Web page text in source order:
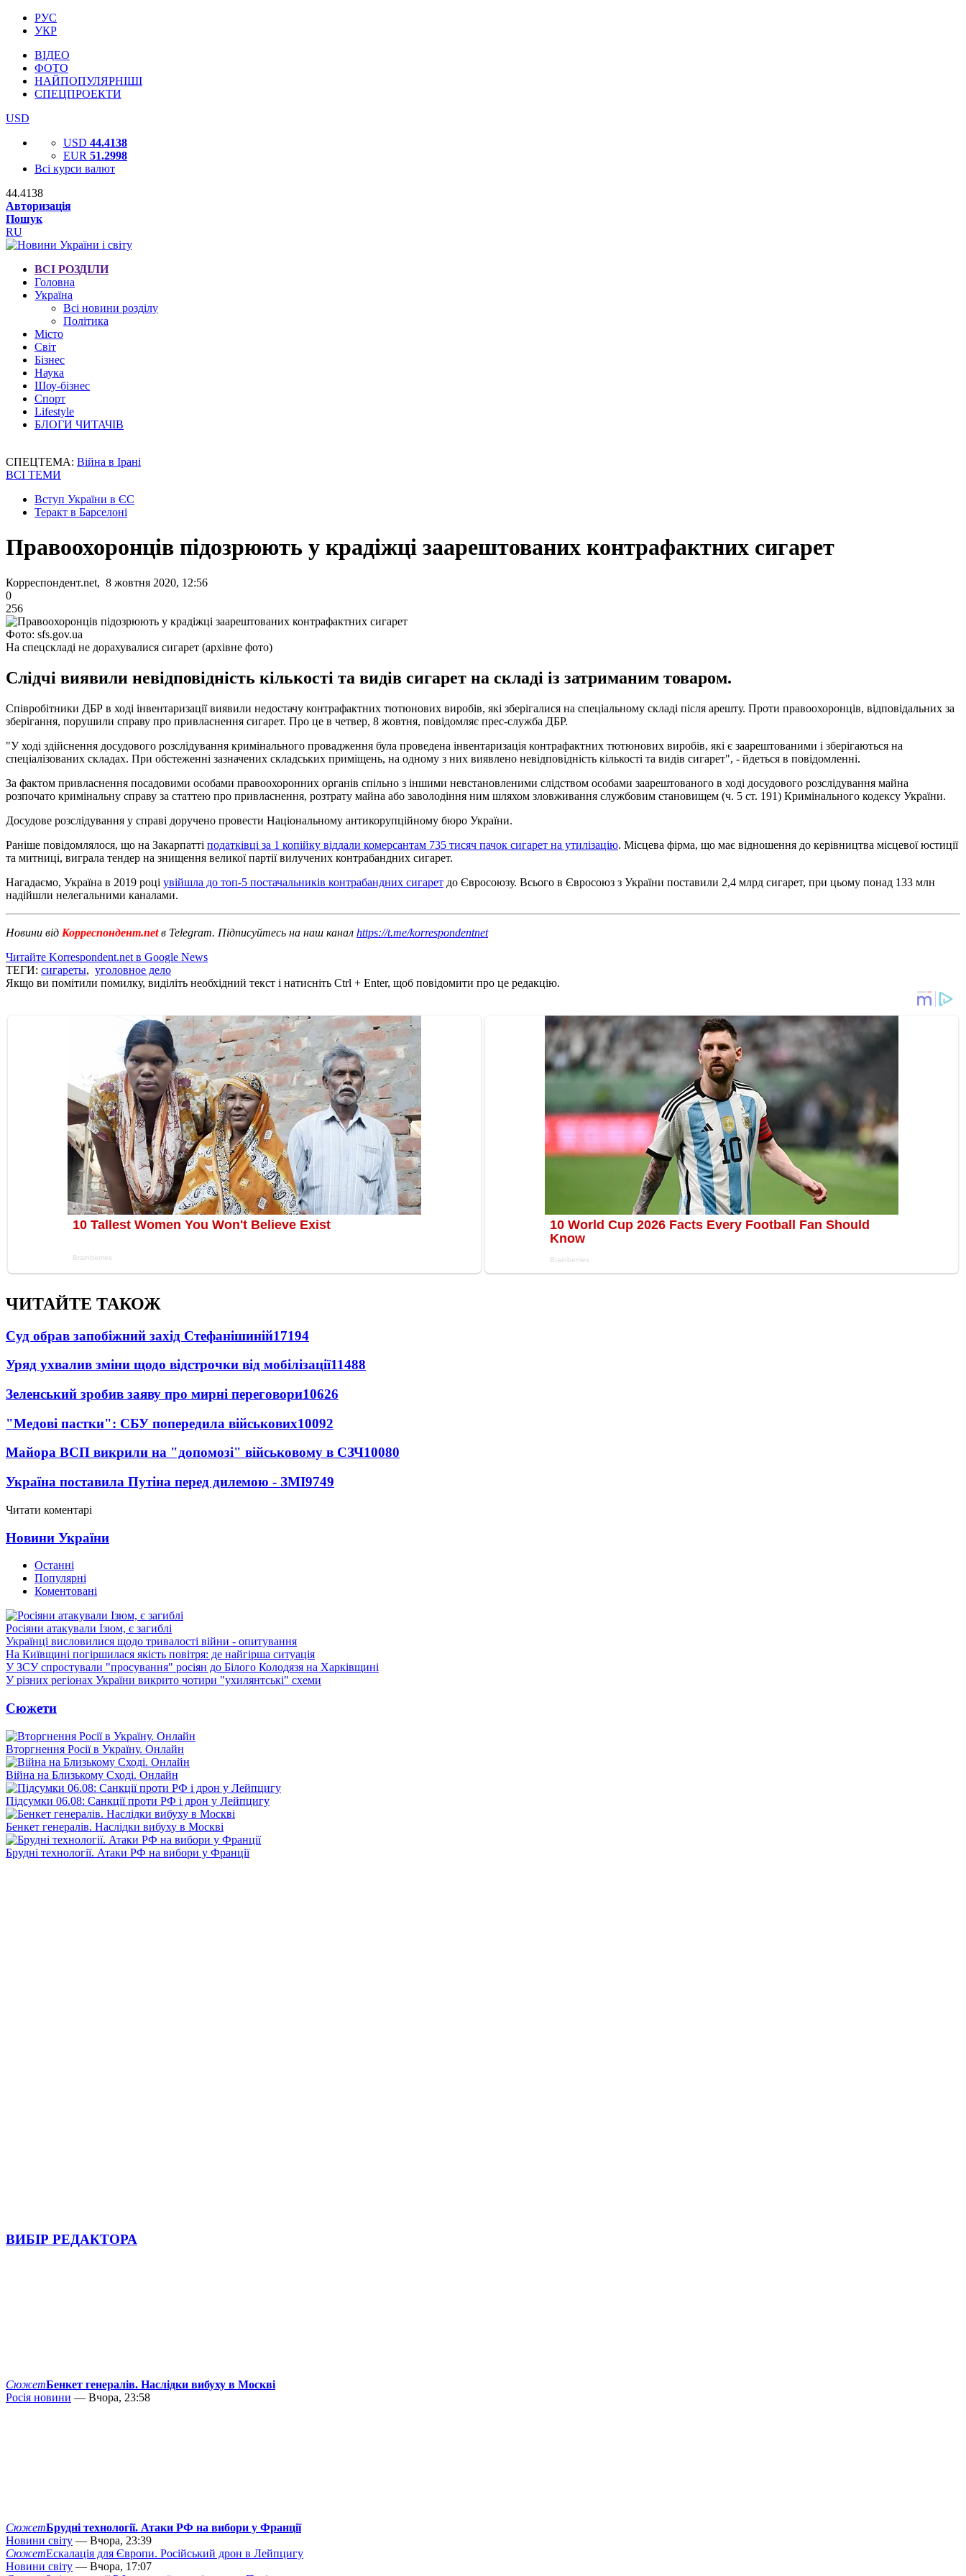
РУС
УКР
ВІДЕО
ФОТО
НАЙПОПУЛЯРНІШІ
СПЕЦПРОЕКТИ
USD
USD 44.4138
EUR 51.2998
Всі курси валют
44.4138
Авторизація
Пошук
RU
ВСІ РОЗДІЛИ
Головна
Україна
Всі новини розділу
Політика
Місто
Світ
Бізнес
Наука
Шоу-бізнес
Спорт
Lifestyle
БЛОГИ ЧИТАЧІВ
СПЕЦТЕМА: Війна в Ірані
ВСІ ТЕМИ
Вступ України в ЄС
Теракт в Барселоні
Правоохоронців підозрюють у крадіжці заарештованих контрафактних сигарет
Корреспондент.net, 8 жовтня 2020, 12:56
0
256
Фото: sfs.gov.ua
На спецскладі не дорахувалися сигарет (архівне фото)
Слідчі виявили невідповідність кількості та видів сигарет на складі із затриманим товаром.
Співробітники ДБР в ході інвентаризації виявили недостачу контрафактних тютюнових виробів, які зберігалися на спеціальному складі після арешту. Проти правоохоронців, відповідальних за
зберігання, порушили справу про привласнення сигарет. Про це в четвер, 8 жовтня, повідомляє прес-служба ДБР.
"У ході здійснення досудового розслідування кримінального провадження була проведена інвентаризація контрафактних тютюнових виробів, які є заарештованими і зберігаються на
спеціалізованих складах. При обстеженні зазначених складських приміщень, на одному з них виявлено невідповідність кількості та видів сигарет", - йдеться в повідомленні.
За фактом привласнення посадовими особами правоохоронних органів спільно з іншими невстановленими слідством особами заарештованого в ході досудового розслідування майна
розпочато кримінальну справу за статтею про привласнення, розтрату майна або заволодіння ним шляхом зловживання службовим становищем (ч. 5 ст. 191) Кримінального кодексу України.
Досудове розслідування у справі доручено провести Національному антикорупційному бюро України.
Раніше повідомлялося, що на Закарпатті податківці за 1 копійку віддали комерсантам 735 тисяч пачок сигарет на утилізацію. Місцева фірма, що має відношення до керівництва місцевої юстиції
та митниці, виграла тендер на знищення великої партії вилучених контрабандних сигарет.
Нагадаємо, Україна в 2019 році увійшла до топ-5 постачальників контрабандних сигарет до Євросоюзу. Всього в Євросоюз з України поставили 2,4 млрд сигарет, при цьому понад 133 млн
надійшли нелегальними каналами.
Новини від Корреспондент.netв Telegram. Підписуйтесь на наш канал https://t.me/korrespondentnet
Читайте Korrespondent.net в Google News
ТЕГИ: сигареты, уголовное дело
Якщо ви помітили помилку, виділіть необхідний текст і натисніть Ctrl + Enter, щоб повідомити про це редакцію.
ЧИТАЙТЕ ТАКОЖ
Суд обрав запобіжний захід Стефанішиній17194
Уряд ухвалив зміни щодо відстрочки від мобілізації11488
Зеленський зробив заяву про мирні переговори10626
"Медові пастки": СБУ попередила військових10092
Майора ВСП викрили на "допомозі" військовому в СЗЧ10080
Україна поставила Путіна перед дилемою - ЗМІ9749
Читати коментарі
Новини України
Останні
Популярні
Коментовані
Росіяни атакували Ізюм, є загиблі
Українці висловилися щодо тривалості війни - опитування
На Київщині погіршилася якість повітря: де найгірша ситуація
У ЗСУ спростували "просування" росіян до Білого Колодязя на Харківщині
У різних регіонах України викрито чотири "ухилянтські" схеми
Сюжети
Вторгнення Росії в Україну. Онлайн
Війна на Близькому Сході. Онлайн
Підсумки 06.08: Санкції проти РФ і дрон у Лейпцигу
Бенкет генералів. Наслідки вибуху в Москві
Брудні технології. Атаки РФ на вибори у Франції
ВИБІР РЕДАКТОРА
СюжетБенкет генералів. Наслідки вибуху в Москві
Росія новини — Вчора, 23:58
СюжетБрудні технології. Атаки РФ на вибори у Франції
Новини світу — Вчора, 23:39
СюжетЕскалація для Європи. Російський дрон в Лейпцигу
Новини світу — Вчора, 17:07